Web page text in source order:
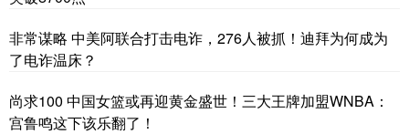
非常谋略 中美阿联合打击电诈，276人被抓！迪拜为何成为
了电诈温床？
尚求100 中国女篮或再迎黄金盛世！三大王牌加盟WNBA：
宫鲁鸣这下该乐翻了！